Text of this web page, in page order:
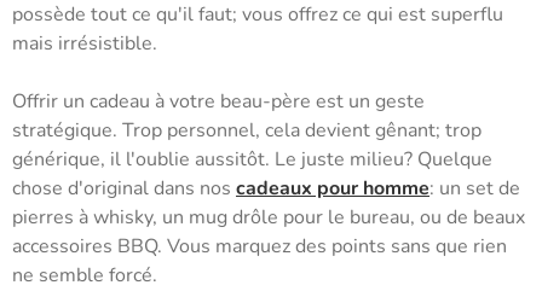
possède tout ce qu'il faut; vous offrez ce qui est superflu
mais irrésistible.
Offrir un cadeau à votre beau-père est un geste
stratégique. Trop personnel, cela devient gênant; trop
générique, il l'oublie aussitôt. Le juste milieu? Quelque
chose d'original dans nos cadeaux pour homme: un set de
pierres à whisky, un mug drôle pour le bureau, ou de beaux
accessoires BBQ. Vous marquez des points sans que rien
ne semble forcé.